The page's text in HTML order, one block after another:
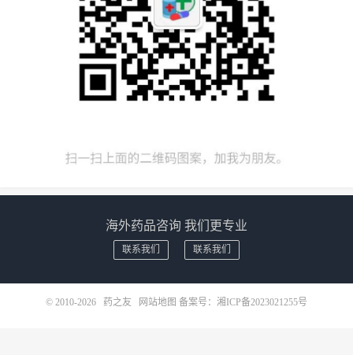
海外药品咨询 我们更专业
联系我们 联系我们
© 2010-2026 药之友 网站地图 备案号： 湘ICP备2023021255号